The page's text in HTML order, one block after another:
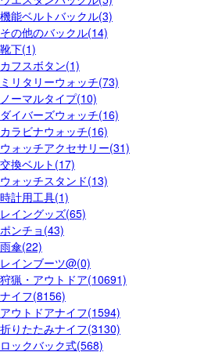
機能ベルトバックル(3)
その他のバックル(14)
靴下(1)
カフスボタン(1)
ミリタリーウォッチ(73)
ノーマルタイプ(10)
ダイバーズウォッチ(16)
カラビナウォッチ(16)
ウォッチアクセサリー(31)
交換ベルト(17)
ウォッチスタンド(13)
時計用工具(1)
レイングッズ(65)
ポンチョ(43)
雨傘(22)
レインブーツ@(0)
狩猟・アウトドア(10691)
ナイフ(8156)
アウトドアナイフ(1594)
折りたたみナイフ(3130)
ロックバック式(568)